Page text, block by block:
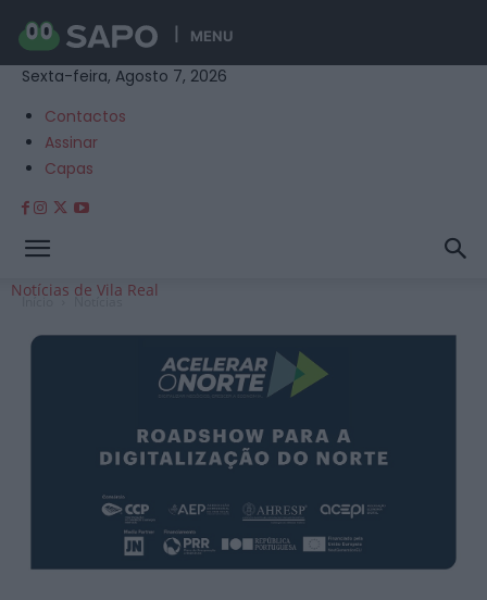
MENU
Sexta-feira, Agosto 7, 2026
Contactos
Assinar
Capas
Notícias de Vila Real
Início Notícias